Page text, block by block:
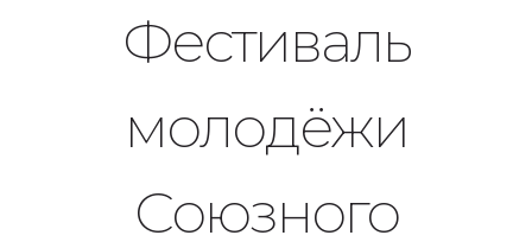
Фестиваль
молодёжи
Союзного